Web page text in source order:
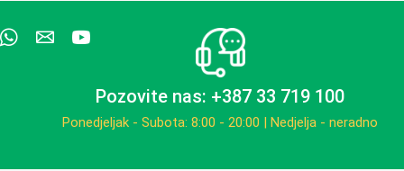
Pozovite nas: +387 33 719 100
Ponedjeljak - Subota: 8:00 - 20:00 | Nedjelja - neradno